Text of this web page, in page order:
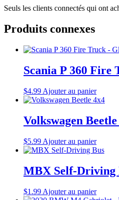
Seuls les clients connectés qui ont
Produits connexes
Scania P 360 Fire
$4.99 Ajouter au panier
Volkswagen
$5.99 Ajouter au panier
MBX Self-Driving
$1.99 Ajouter au panier